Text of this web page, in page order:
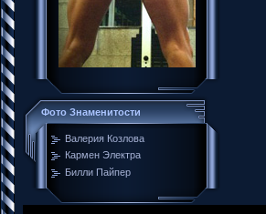
Фото Знаменитости
Валерия Козлова
Кармен Электра
Билли Пайпер